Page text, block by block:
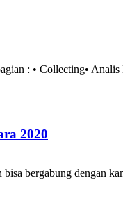
: • Collecting•
2020
bergabung dengan